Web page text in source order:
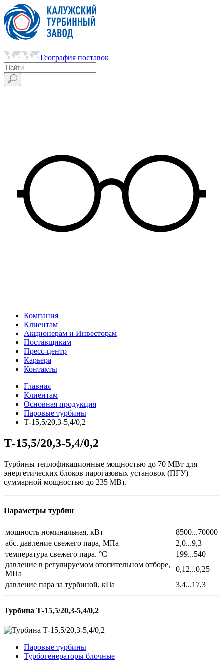
География поставок
Компания
Клиентам
Акционерам и Инвесторам
Поставщикам
Пресс-центр
Карьера
Контакты
Главная
Клиентам
Основная продукция
Паровые турбины
Т-15,5/20,3-5,4/0,2
Т-15,5/20,3-5,4/0,2
Турбины теплофикационные мощностью до 70 МВт для
энергетических блоков парогазовых установок (ПГУ)
суммарной мощностью до 235 МВт.
Параметры турбин
мощность номинальная, кВт
8500...70000
абс. давление свежего пара, МПа
2,0...9,3
температура свежего пара, °С
199...540
давление в регулируемом отопительном отборе,
МПа
0,12...0,25
давление пара за турбиной, кПа
3,4...17,3
Турбина Т-15,5/20,3-5,4/0,2
Паровые турбины
Турбогенераторы блочные